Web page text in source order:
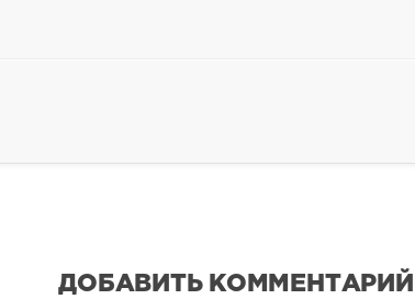
ДОБАВИТЬ КОММЕНТАРИЙ